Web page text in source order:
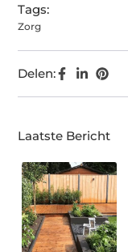
Tags:
Zorg
Delen:
Laatste Bericht